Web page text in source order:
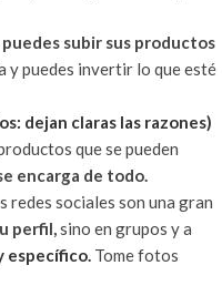
subir sus productos
y puedes invertir lo que esté
dejan claras las razones)
que se pueden
encarga de todo.
redes sociales son una gran
perfil,sino en grupos y a
específico. Tome fotos